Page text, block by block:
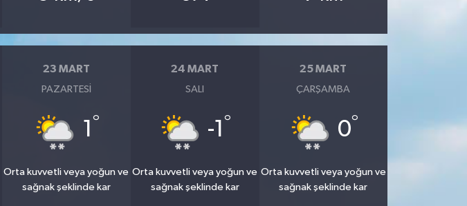
23 MART
PAZARTESI
1 °
Orta kuvvetli veya yoğun ve
sağnak şeklinde kar
24 MART
SALI
-1 °
Orta kuvvetli veya yoğun ve
sağnak şeklinde kar
25 MART
ÇARŞAMBA
0°
Orta kuvvetli veya yoğun ve
sağnak şeklinde kar